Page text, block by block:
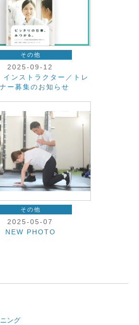
その他
2025-09-12
インストラクター／トレ
ー募集のお知らせ
その他
2025-05-07
NEW PHOTO
ング